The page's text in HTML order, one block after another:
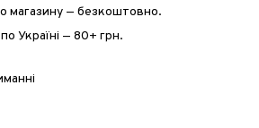
магазину — безкоштовно.
Україні — 80+ грн.